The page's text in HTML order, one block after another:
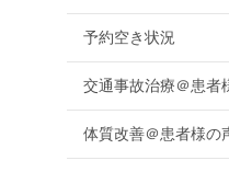
予約空き状況
交通事故治療＠患者
体質改善＠患者様の